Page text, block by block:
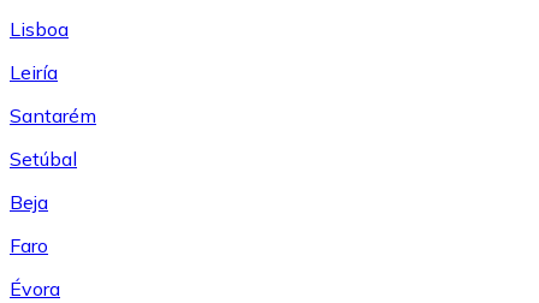
Lisboa
Leiría
Santarém
Setúbal
Beja
Faro
Évora